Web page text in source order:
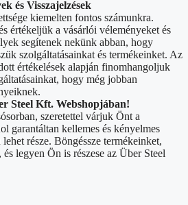
és Visszajelzések
kiemelten fontos számunkra.
értékeljük a vásárlói véleményeket és
segítenek nekünk abban, hogy
szolgáltatásainkat és termékeinket. Az
értékelések alapján finomhangoljuk
hogy még jobban
Steel Kft. Webshopjában!
szeretettel várjuk Önt a
garantáltan kellemes és kényelmes
része. Böngéssze termékeinket,
legyen Ön is részese az Über Steel